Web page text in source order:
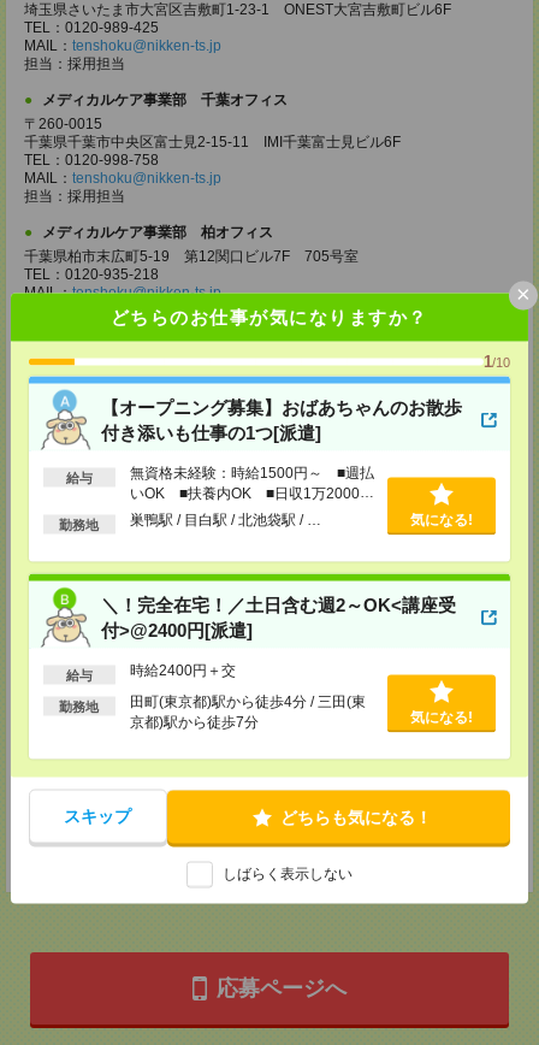
どちらのお仕事が気になりますか？
1/10
【オープニング募集】おばあちゃんのお散歩
付き添いも仕事の1つ[派遣]
給与
無資格未経験：時給1500円～ ■週払
いOK ■扶養内OK ■日収1万2000円
以上
勤務地 巣鴨駅 / 目白駅 / 北池袋駅 / … 気になる!
＼！完全在宅！／土日含む週2～OK<講座受
付>@2400円[派遣]
給与 時給2400円＋交
勤務地
田町(東京都)駅から徒歩4分 / 三田(東
京都)駅から徒歩7分
気になる!
スキップ どちらも気になる！
しばらく表示しない
×
埼玉県さいたま市大宮区吉敷町1-23-1 ONEST大宮吉敷町ビル6F
TEL：0120-989-425
MAIL： tenshoku@nikken-ts.jp
担当：採用担当
メディカルケア事業部 千葉オフィス
〒260-0015
千葉県千葉市中央区富士見2-15-11 IMI千葉富士見ビル6F
TEL：0120-998-758
MAIL： tenshoku@nikken-ts.jp
担当：採用担当
メディカルケア事業部 柏オフィス
千葉県柏市末広町5-19 第12関口ビル7F 705号室
TEL：0120-935-218
MAIL：tenshoku@nikken-ts.jp
担当：採用担当
メディカルケア事業部 新宿オフィス
東京都新宿区新宿2-3-10 新宿御苑ビル6階
TEL：0120-457-235
MAIL：tenshoku@nikken-ts.jp
担当：採用担当
東京都立川市錦町1-12-14
TEL：0120-934-200
MAIL：tenshoku@nikken-ts.jp
メディカルケア事業部 町田オフィス
東京都町田市森野1-7-23 大樹生命町田ビル6F
TEL：0120-453-285
MAIL：tenshoku@nikken-ts.jp
神奈川県横浜市保土ケ谷区神戸町134 横浜ビジネスパークサウスタワー
担当：採用担当
登録交通費
★今ならご来社登録でQUOカード2000円分をプレゼント中★
応募ページへ